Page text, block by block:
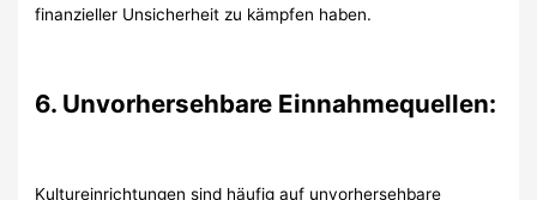
finanzieller Unsicherheit zu kämpfen haben.
6. Unvorhersehbare Einnahmequellen:
Kultureinrichtungen sind häufig auf unvorhersehbare